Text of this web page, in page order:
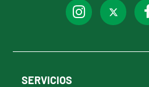
SERVICIOS